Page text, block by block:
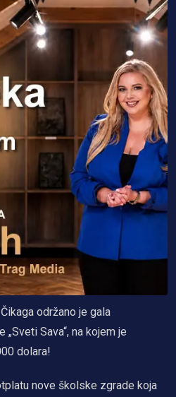
održano je gala
Sava“, na kojem je
dolara!
nove školske zgrade koja